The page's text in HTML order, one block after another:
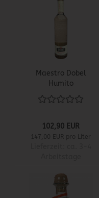
Maestro Dobel
Humito
102,90 EUR
147,00 EUR pro Liter